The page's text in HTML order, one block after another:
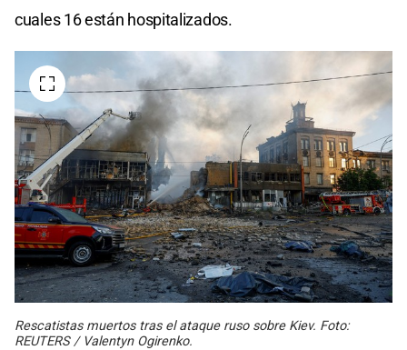
cuales 16 están hospitalizados.
Rescatistas muertos tras el ataque ruso sobre Kiev. Foto:
REUTERS / Valentyn Ogirenko.